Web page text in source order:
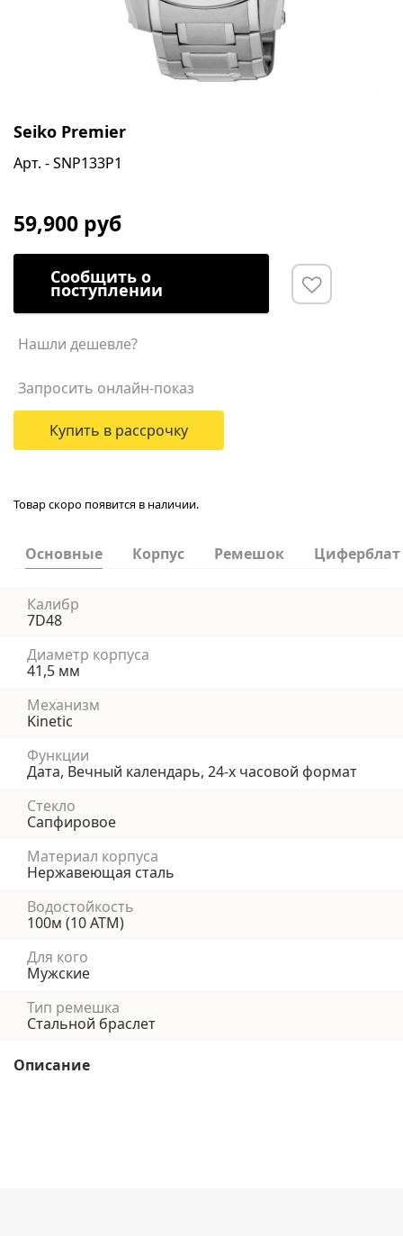
Seiko Premier
Арт. - SNP133P1
59,900 руб
Сообщить о
поступлении
Нашли дешевле?
Запросить онлайн-показ
Купить в рассрочку
Товар скоро появится в наличии.
Основные Корпус Ремешок Циферблат
Калибр
7D48
Диаметр корпуса
41,5 мм
Механизм
Kinetic
Функции
Дата, Вечный календарь, 24-х часовой формат
Стекло
Сапфировое
Материал корпуса
Нержавеющая сталь
Водостойкость
100м (10 АТМ)
Для кого
Мужские
Тип ремешка
Стальной браслет
Описание